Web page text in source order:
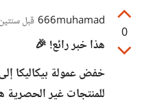
0
666muhamad قبل سنتين
هذا خبر رائع! 🎉
للمنتجات غير الحصرية